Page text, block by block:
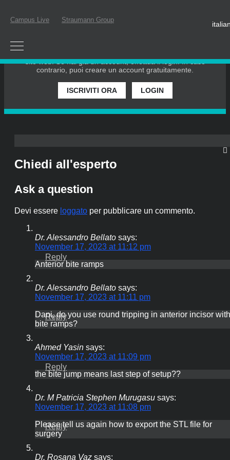
Campus Live Straumann Group
Per partecipare a un webinar dal vivo o guardare un webinar
sito web. Se hai già un account, effettua il login. In caso
contrario, puoi creare un account gratuitamente.
ISCRIVITI ORA LOGIN
Chiedi all'esperto
Ask a question
Devi essere loggato per pubblicare un commento.
Dr. Alessandro Bellato says:
November 17, 2023 at 11:12 pm
Anterior bite ramps
Reply
Dr. Alessandro Bellato says:
November 17, 2023 at 11:11 pm
Dani, do you use round tripping in anterior incisor with
bite ramps?
Reply
Ahmed Yasin says:
November 17, 2023 at 11:09 pm
the bite jump means last step of setup??
Reply
Dr. M Patricia Stephen Murugasu says:
November 17, 2023 at 11:08 pm
Please tell us again how to export the STL file for
surgery
Reply
Dr. Rosana Vaz says: